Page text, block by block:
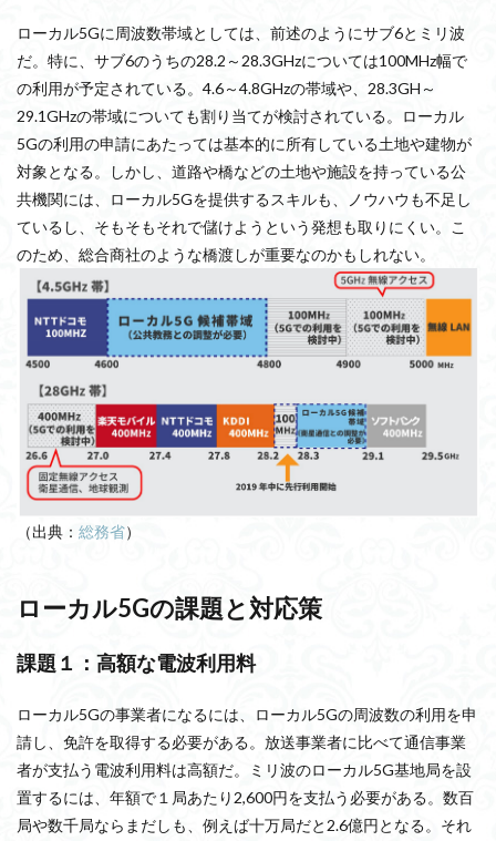
ローカル5Gに周波数帯域としては、前述のようにサブ6とミリ波
だ。特に、サブ6のうちの28.2～28.3GHzについては100MHz幅で
の利用が予定されている。4.6～4.8GHzの帯域や、28.3GH～
29.1GHzの帯域についても割り当てが検討されている。ローカル
5Gの利用の申請にあたっては基本的に所有している土地や建物が
対象となる。しかし、道路や橋などの土地や施設を持っている公
共機関には、ローカル5Gを提供するスキルも、ノウハウも不足し
ているし、そもそもそれで儲けようという発想も取りにくい。こ
のため、総合商社のような橋渡しが重要なのかもしれない。
（出典： 総務省）
ローカル5Gの課題と対応策
課題１：高額な電波利用料
ローカル5Gの事業者になるには、ローカル5Gの周波数の利用を申
請し、免許を取得する必要がある。放送事業者に比べて通信事業
者が支払う電波利用料は高額だ。ミリ波のローカル5G基地局を設
置するには、年額で１局あたり2,600円を支払う必要がある。数百
局や数千局ならまだしも、例えば十万局だと2.6億円となる。それ